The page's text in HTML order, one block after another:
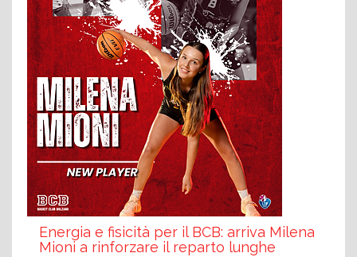
Energia e fisicità per il BCB: arriva Milena
Mioni a rinforzare il reparto lunghe